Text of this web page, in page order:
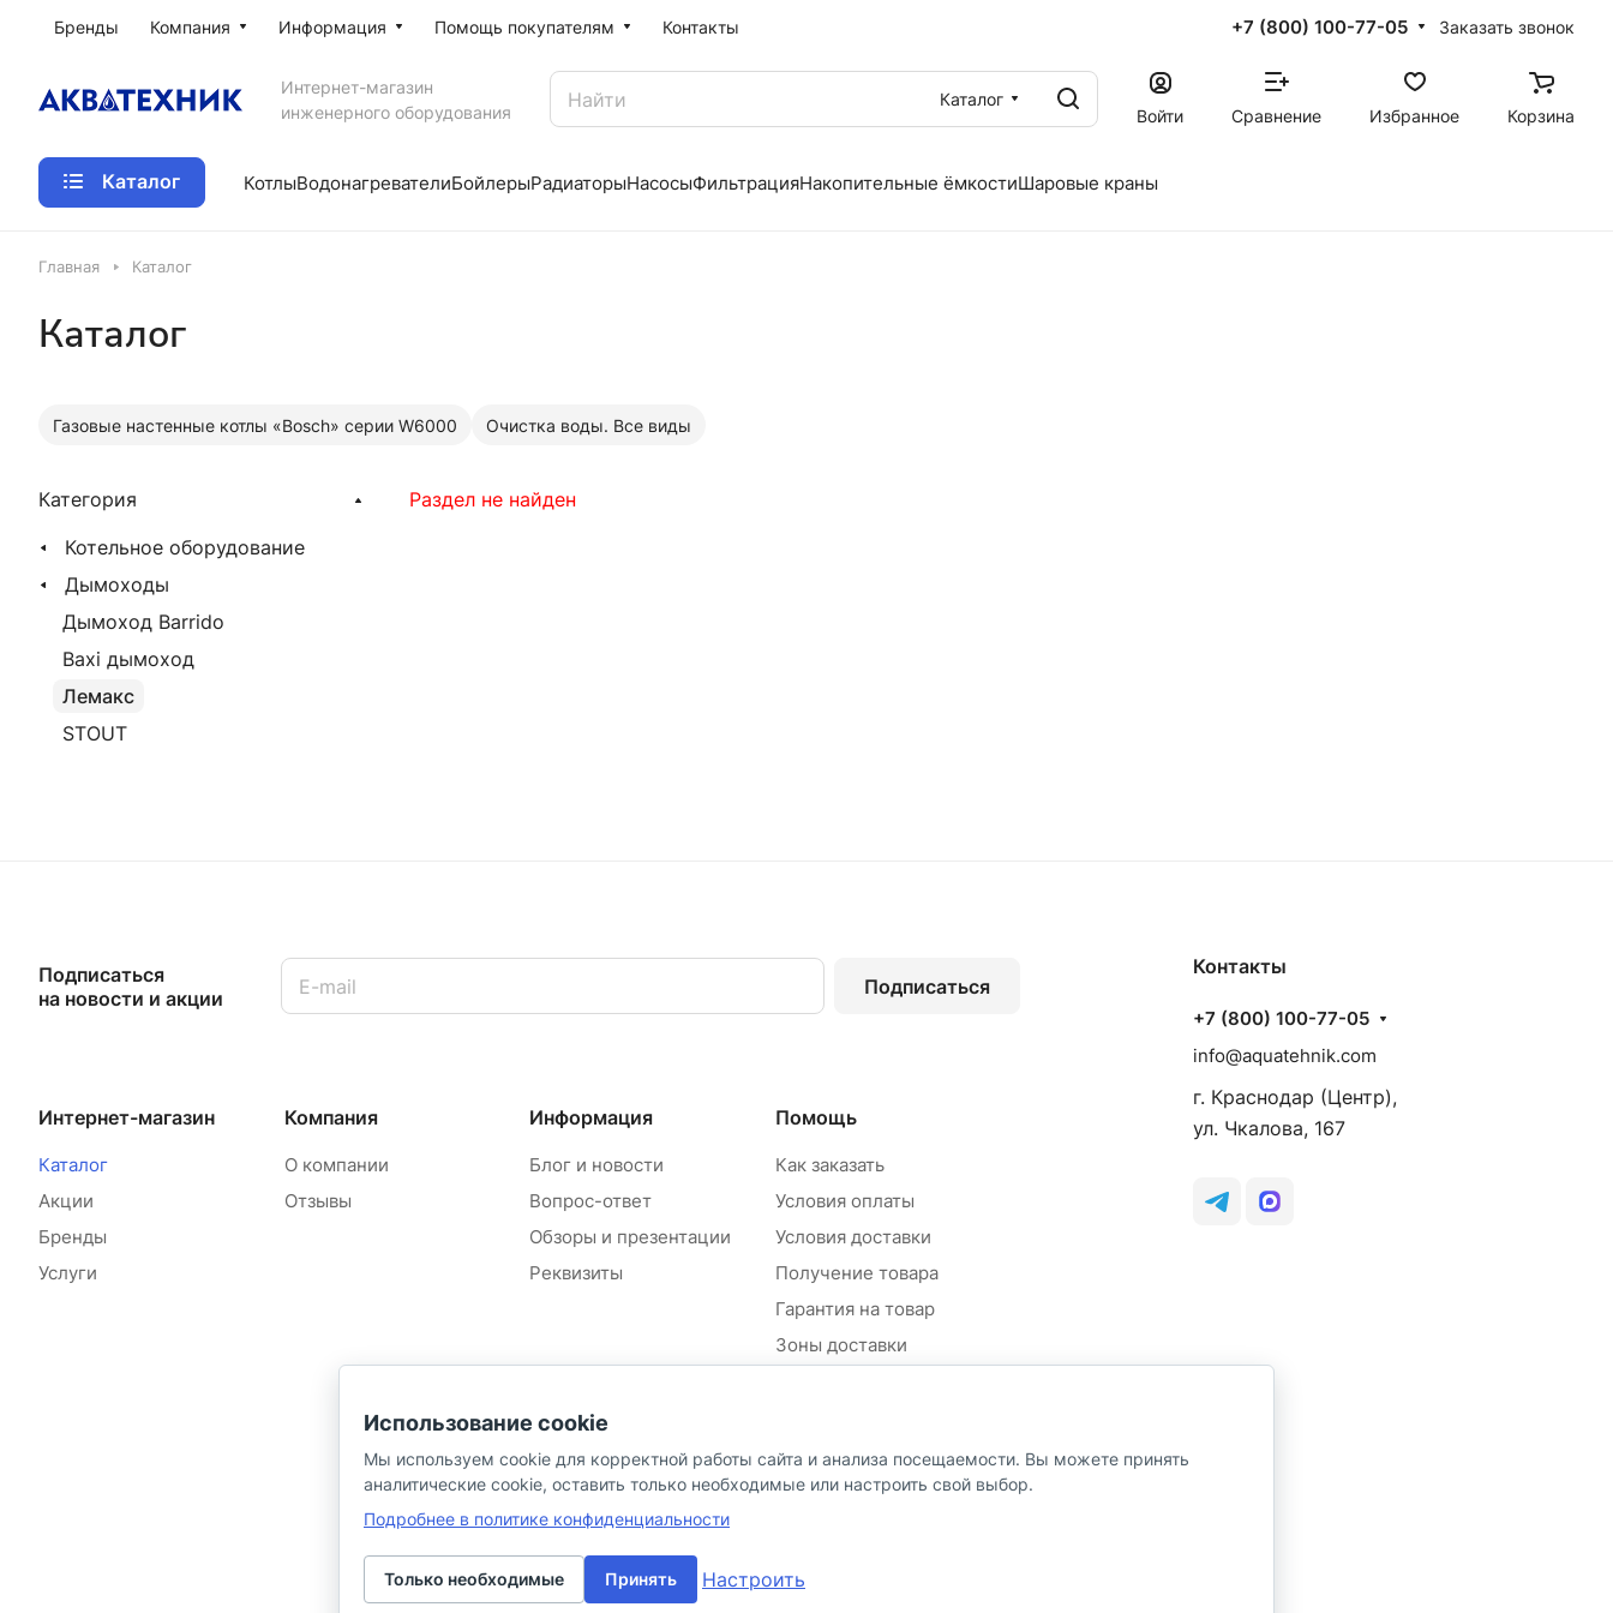
Бренды Компания Информация Помощь покупателям Контакты +7 (800) 100-77-05 Заказать звонок
Интернет-магазин
инженерного оборудования
Каталог
Войти
Сравнение Избранное Корзина
Каталог КотлыВодонагревателиБойлерыРадиаторыНасосыФильтрацияНакопительные ёмкостиШаровые краны
Главная Каталог
Каталог
Газовые настенные котлы «Bosch» серии W6000 Очистка воды. Все виды
Раздел не найден
Категория
Котельное оборудование
Дымоходы
Дымоход Barrido
Baxi дымоход
Лемакс
STOUT
Подписаться
на новости и акции
Подписаться
Интернет-магазин
Каталог
Акции
Бренды
Услуги
Компания
О компании
Отзывы
Информация
Блог и новости
Вопрос-ответ
Обзоры и презентации
Реквизиты
Помощь
Как заказать
Условия оплаты
Условия доставки
Получение товара
Гарантия на товар
Зоны доставки
Согласие на обработку
персональных данных
Контакты
+7 (800) 100-77-05
info@aquatehnik.com
г. Краснодар (Центр),
ул. Чкалова, 167
Использование cookie
Мы используем cookie для корректной работы сайта и анализа посещаемости. Вы можете принять
аналитические cookie, оставить только необходимые или настроить свой выбор.
Подробнее в политике конфиденциальности
Только необходимые Принять Настроить